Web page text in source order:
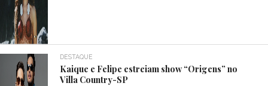
DESTAQUE
Kaique e Felipe estreiam show “Origens” no
Villa Country-SP